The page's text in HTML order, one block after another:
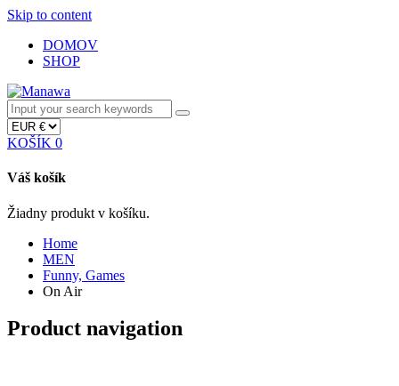
Skip to content
DOMOV
SHOP
KOŠÍK 0
Váš košík
Žiadny produkt v košíku.
Home
MEN
Funny, Games
On Air
Product navigation